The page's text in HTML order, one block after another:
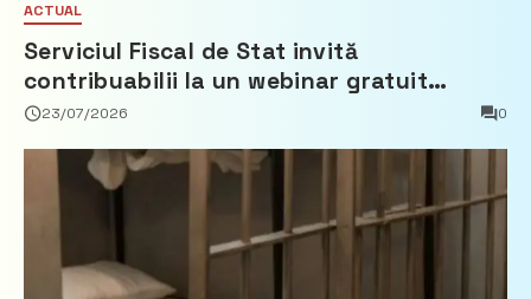
ACTUAL
Serviciul Fiscal de Stat invită
contribuabilii la un webinar gratuit
privind calculul impozitului pe bunurile
23/07/2026 0